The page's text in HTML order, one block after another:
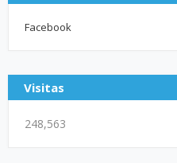
Facebook
Visitas
248,563